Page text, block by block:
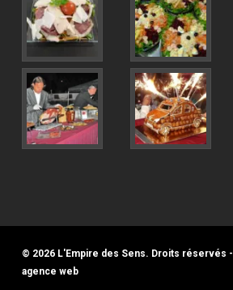
© 2026 L'Empire des Sens. Droits réservés -
agence web